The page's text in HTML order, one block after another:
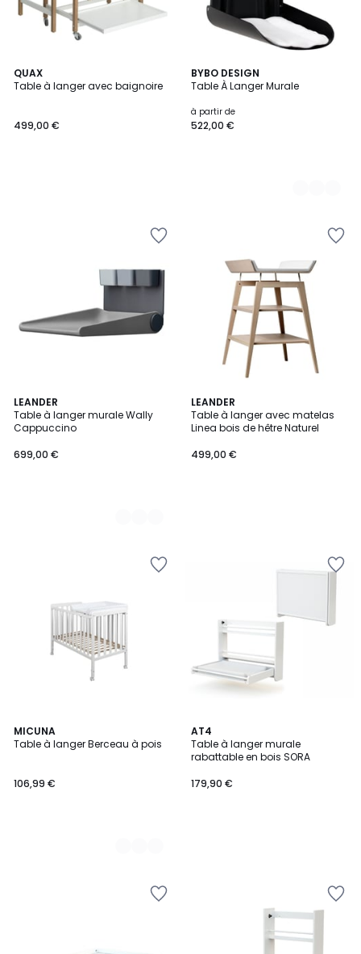
QUAX
Table à langer avec baignoire
499,00 €
BYBO DESIGN
Table À Langer Murale
à partir de
522,00 €
3
Couleurs
LEANDER
Table à langer murale Wally
Cappuccino
699,00 €
2
Couleurs
LEANDER
Table à langer avec matelas
Linea bois de hêtre Naturel
499,00 €
MICUNA
Table à langer Berceau à pois
106,99 €
2
Couleurs
AT4
Table à langer murale
rabattable en bois SORA
179,90 €